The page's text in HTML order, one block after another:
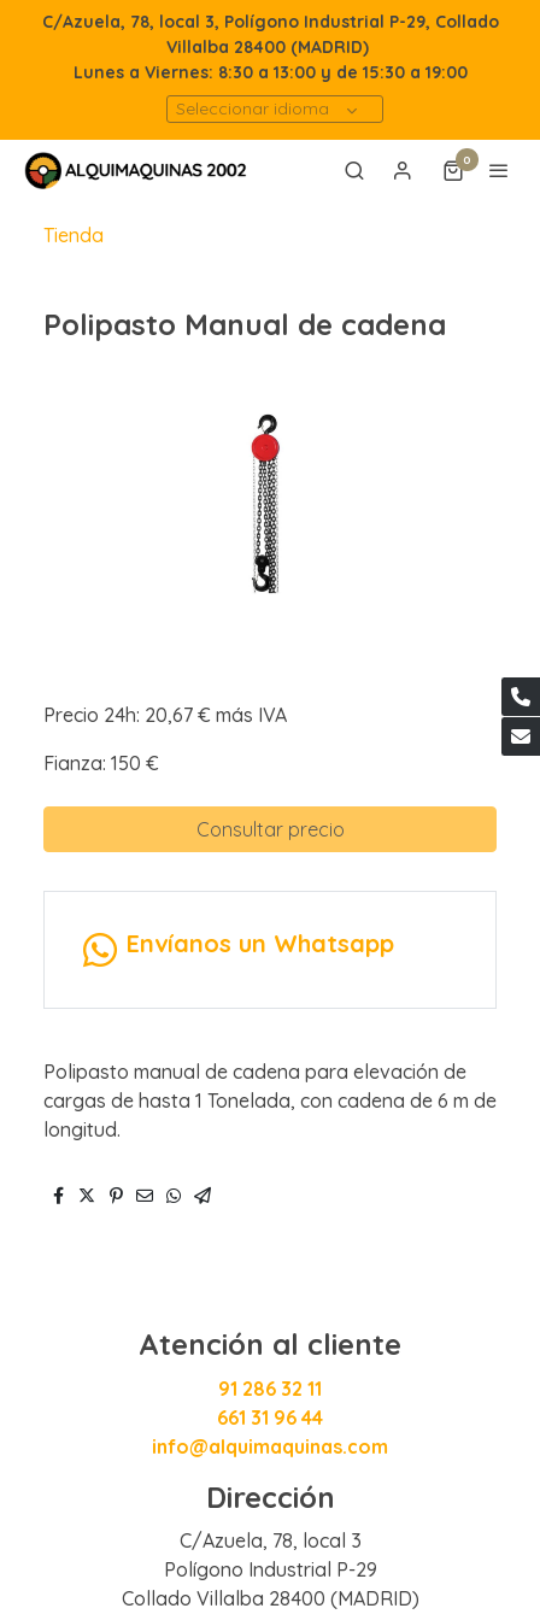
C/Azuela, 78, local 3, Polígono Industrial P-29, Collado
Villalba 28400 (MADRID)
Lunes a Viernes: 8:30 a 13:00 y de 15:30 a 19:00
Seleccionar idioma
0
Tienda
Polipasto Manual de cadena
Precio 24h: 20,67 € más IVA
Fianza: 150 €
Consultar precio
Envíanos un Whatsapp
Polipasto manual de cadena para elevación de
cargas de hasta 1 Tonelada, con cadena de 6 m de
longitud.
Atención al cliente
91 286 32 11
661 31 96 44
info@alquimaquinas.com
Dirección
C/Azuela, 78, local 3
Polígono Industrial P-29
Collado Villalba 28400 (MADRID)